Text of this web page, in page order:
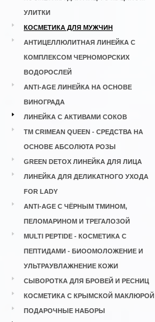
УЛИТКИ
КОСМЕТИКА ДЛЯ МУЖЧИН
АНТИЦЕЛЛЮЛИТНАЯ ЛИНЕЙКА С
КОМПЛЕКСОМ ЧЕРНОМОРСКИХ
ВОДОРОСЛЕЙ
ANTI-AGE ЛИНЕЙКА НА ОСНОВЕ
ВИНОГРАДА
ЛИНЕЙКА С АКТИВАМИ СОКОВ
ТМ CRIMEAN QUEEN - СРЕДСТВА НА
ОСНОВЕ АБСОЛЮТА РОЗЫ
GREEN DETOX ЛИНЕЙКА ДЛЯ ЛИЦА
ЛИНЕЙКА ДЛЯ ДЕЛИКАТНОГО УХОДА
FOR LADY
ANTI-AGE С ЧЁРНЫМ ТМИНОМ,
ПЕЛОМАРИНОМ И ТРЕГАЛОЗОЙ
MULTI PEPTIDE - КОСМЕТИКА С
ПЕПТИДАМИ - БИООМОЛОЖЕНИЕ И
УЛЬТРАУВЛАЖНЕНИЕ КОЖИ
СЫВОРОТКА ДЛЯ БРОВЕЙ И РЕСНИЦ
КОСМЕТИКА С КРЫМСКОЙ МАКЛЮРОЙ
ПОДАРОЧНЫЕ НАБОРЫ